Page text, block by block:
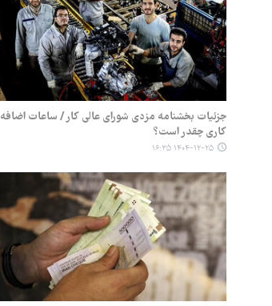
جزئیات بخشنامه مزدی شورای عالی کار / ساعات اضافه
کاری چقدر است؟
۱۴۰۴-۱۲-۲۵ ۱۶:۳۵